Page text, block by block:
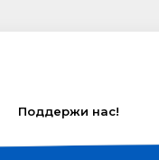
Поддержи нас!